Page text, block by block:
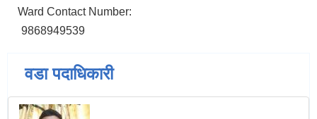
Ward Contact Number:
9868949539
वडा पदाधिकारी